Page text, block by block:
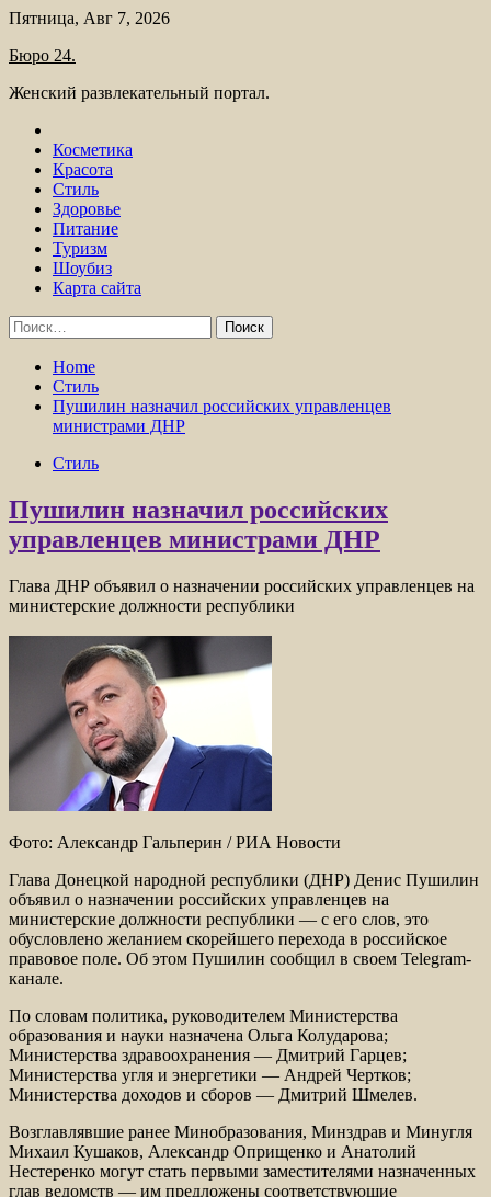
Skip
content
Пятница, Авг 7, 2026
Бюро 24.
Женский развлекательный портал.
Косметика
Красота
Стиль
Здоровье
Питание
Туризм
Шоубиз
Карта сайта
Найти:
Home
Стиль
Пушилин назначил российских управленцев
министрами ДНР
Стиль
Пушилин назначил российских
управленцев министрами ДНР
Глава ДНР объявил о назначении российских управленцев на
министерские должности республики
Фото: Александр Гальперин / РИА Новости
Глава Донецкой народной республики (ДНР) Денис Пушилин
объявил о назначении российских управленцев на
министерские должности республики — с его слов, это
обусловлено желанием скорейшего перехода в российское
правовое поле. Об этом Пушилин сообщил в своем Telegram-
канале.
По словам политика, руководителем Министерства
образования и науки назначена Ольга Колударова;
Министерства здравоохранения — Дмитрий Гарцев;
Министерства угля и энергетики — Андрей Чертков;
Министерства доходов и сборов — Дмитрий Шмелев.
Возглавлявшие ранее Минобразования, Минздрав и Минугля
Михаил Кушаков, Александр Оприщенко и Анатолий
Нестеренко могут стать первыми заместителями назначенных
глав ведомств — им предложены соответствующие